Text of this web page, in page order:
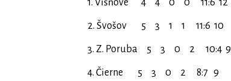
1. Višňové 4 4 0 0 11:6 12
2. Švošov 5 3 1 1 11:6 10
3. Z. Poruba 5 3 0 2 10:4 9
4. Čierne 5 3 0 2 8:7 9